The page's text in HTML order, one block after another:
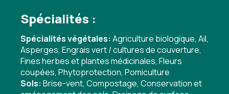
Spécialités :
Spécialités végétales: Agriculture biologique, Ail,
Asperges, Engrais vert / cultures de couverture,
Fines herbes et plantes médicinales, Fleurs
coupées, Phytoprotection, Pomiculture
Sols: Brise-vent, Compostage, Conservation et